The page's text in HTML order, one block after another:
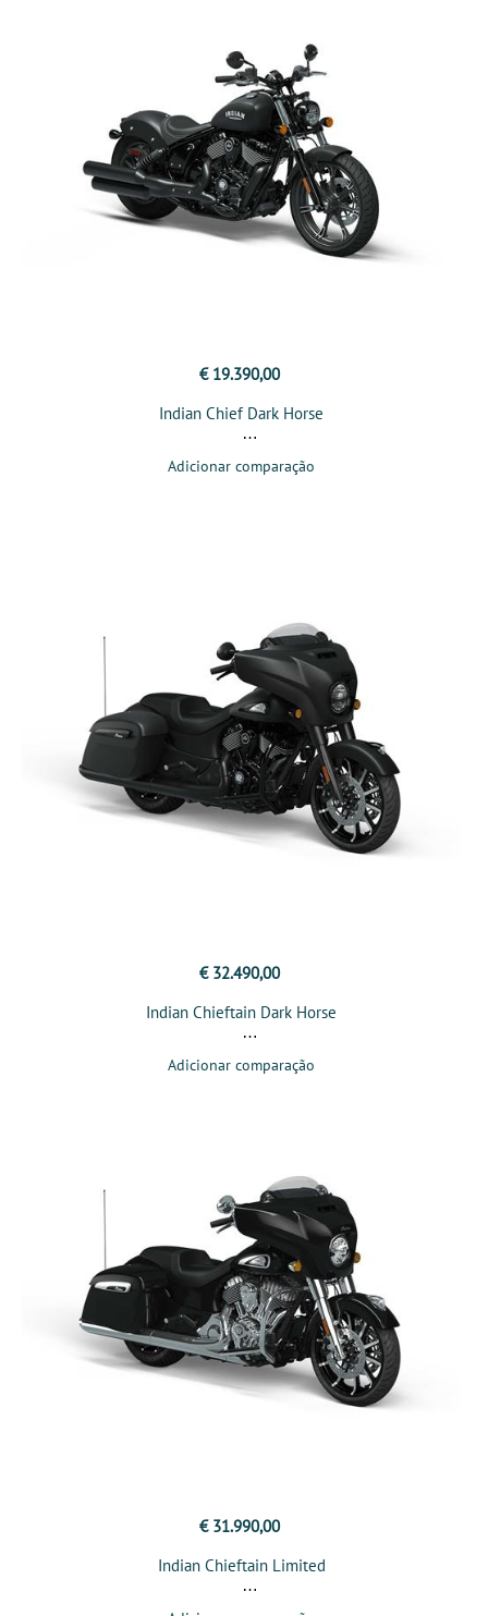
€ 19.390,00
Indian Chief Dark Horse
Adicionar comparação
€ 32.490,00
Indian Chieftain Dark Horse
Adicionar comparação
€ 31.990,00
Indian Chieftain Limited